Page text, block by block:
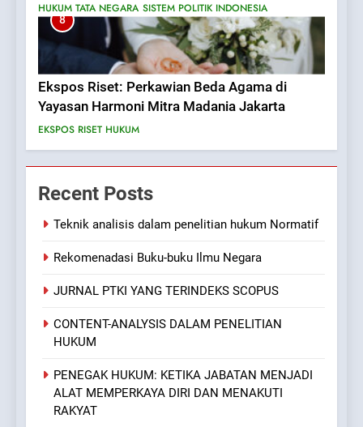
HUKUM TATA NEGARA SISTEM POLITIK INDONESIA
8
Ekspos Riset: Perkawian Beda Agama di
Yayasan Harmoni Mitra Madania Jakarta
EKSPOS RISET HUKUM
Recent Posts
Teknik analisis dalam penelitian hukum Normatif
Rekomenadasi Buku-buku Ilmu Negara
JURNAL PTKI YANG TERINDEKS SCOPUS
CONTENT-ANALYSIS DALAM PENELITIAN
HUKUM
PENEGAK HUKUM: KETIKA JABATAN MENJADI
ALAT MEMPERKAYA DIRI DAN MENAKUTI
RAKYAT